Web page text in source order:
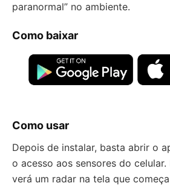
paranormal” no ambiente.
Como baixar
Como usar
Depois de instalar, basta abrir o
o acesso aos sensores do
verá um radar na tela que